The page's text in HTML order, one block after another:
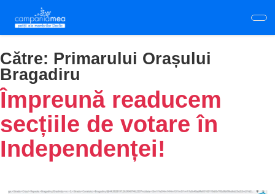
main
content
Către: Primarului Orașului
Bragadiru
Împreună readucem
secțiile de votare în
Independenței!